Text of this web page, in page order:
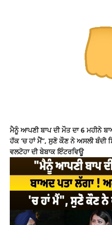
ਮੈਨੂੰ ਆਪਣੀ ਬਾਪ ਦੀ ਮੌਤ ਦਾ 6 ਮਹੀਨੇ
ਹੱਕ ‘ਚ ਹਾਂ ਮੈਂ”, ਸੁਣੋ ਕੌਣ ਨੇ ਅਸਲੀ ਬੰਦੀ
ਵਲਟੋਹਾ ਦੀ ਬੇਬਾਕ ਇੰਟਰਵਿਊ